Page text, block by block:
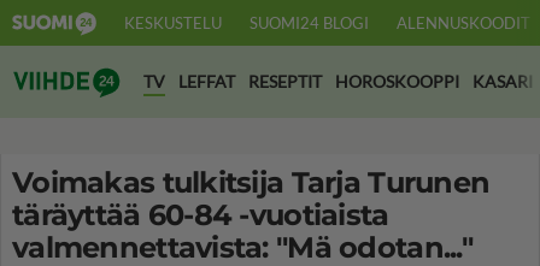
KESKUSTELU SUOMI24 BLOGI ALENNUSKOODIT
Suomi24 Viihde
TV LEFFAT RESEPTIT HOROSKOOPPI KASARI
Voimakas tulkitsija Tarja Turunen
täräyttää 60-84 -vuotiaista
valmennettavista: "Mä odotan..."